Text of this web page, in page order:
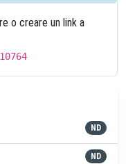
o creare un link a
ND
ND